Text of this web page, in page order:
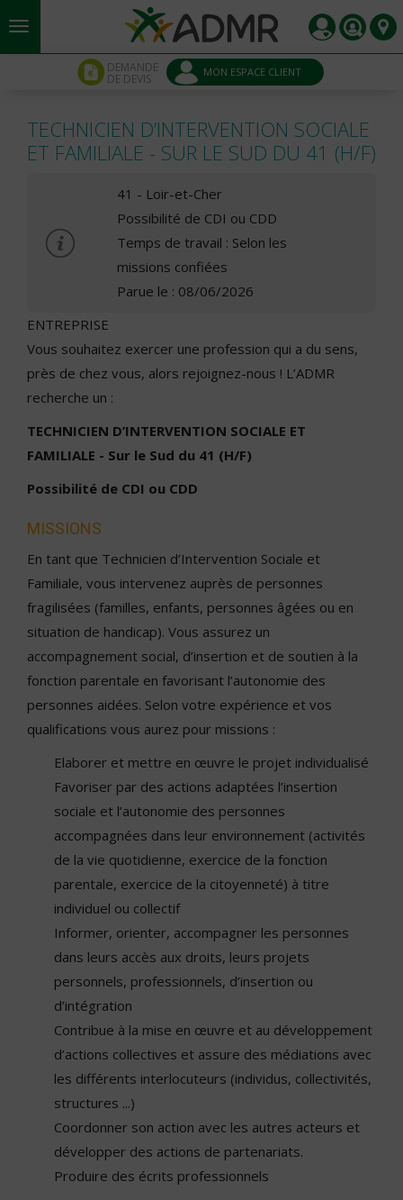
Aller au contenu principal
DEMANDE
DE DEVIS MON ESPACE CLIENT
TECHNICIEN D’INTERVENTION SOCIALE
ET FAMILIALE - SUR LE SUD DU 41 (H/F)
41 - Loir-et-Cher
Possibilité de CDI ou CDD
Temps de travail : Selon les
missions confiées
Parue le : 08/06/2026
ENTREPRISE
Vous souhaitez exercer une profession qui a du sens,
près de chez vous, alors rejoignez-nous ! L’ADMR
recherche un :
TECHNICIEN D’INTERVENTION SOCIALE ET
FAMILIALE - Sur le Sud du 41 (H/F)
Possibilité de CDI ou CDD
MISSIONS
En tant que Technicien d’Intervention Sociale et
Familiale, vous intervenez auprès de personnes
fragilisées (familles, enfants, personnes âgées ou en
situation de handicap). Vous assurez un
accompagnement social, d’insertion et de soutien à la
fonction parentale en favorisant l’autonomie des
personnes aidées. Selon votre expérience et vos
qualifications vous aurez pour missions :
Elaborer et mettre en œuvre le projet individualisé
Favoriser par des actions adaptées l’insertion
sociale et l’autonomie des personnes
accompagnées dans leur environnement (activités
de la vie quotidienne, exercice de la fonction
parentale, exercice de la citoyenneté) à titre
individuel ou collectif
Informer, orienter, accompagner les personnes
dans leurs accès aux droits, leurs projets
personnels, professionnels, d’insertion ou
d’intégration
Contribue à la mise en œuvre et au développement
d’actions collectives et assure des médiations avec
les différents interlocuteurs (individus, collectivités,
structures ...)
Coordonner son action avec les autres acteurs et
développer des actions de partenariats.
Produire des écrits professionnels
Panneau de gestion des cookies